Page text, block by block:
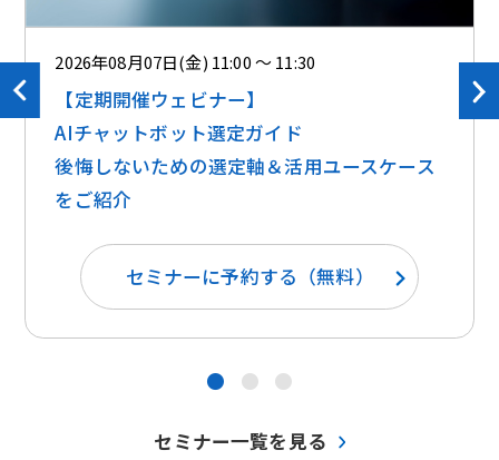
2026年08月07日(金) 11:00 ～ 11:30
【定期開催ウェビナー】
AIチャットボット選定ガイド
後悔しないための選定軸＆活用ユースケース
をご紹介
セミナーに予約する（無料）
● ● ●
セミナー一覧を見る